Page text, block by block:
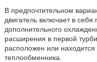
В предпочтительном
двигатель включает в
дополнительного
расширения в первой
расположен или
теплообменника.